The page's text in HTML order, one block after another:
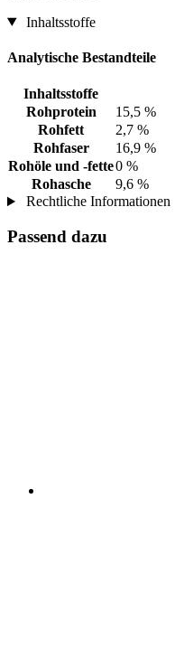
Inhaltsstoffe
Analytische Bestandteile
Inhaltsstoffe
Rohprotein
15,5 %
Rohfett
2,7 %
Rohfaser
16,9 %
Rohöle und -fette0 %
Rohasche
9,6 %
Rechtliche Informationen
Passend dazu